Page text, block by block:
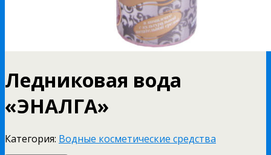
Ледниковая вода
«ЭНАЛГА»
Категория: Водные косметические средства